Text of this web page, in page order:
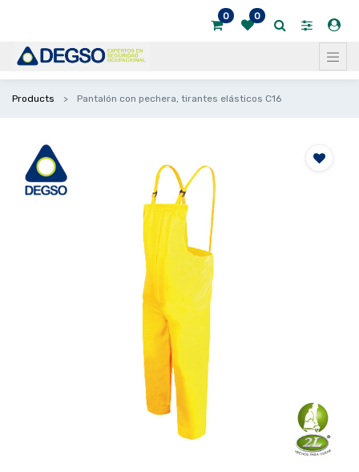
0 0
Products Pantalón con pechera, tirantes elásticos C16